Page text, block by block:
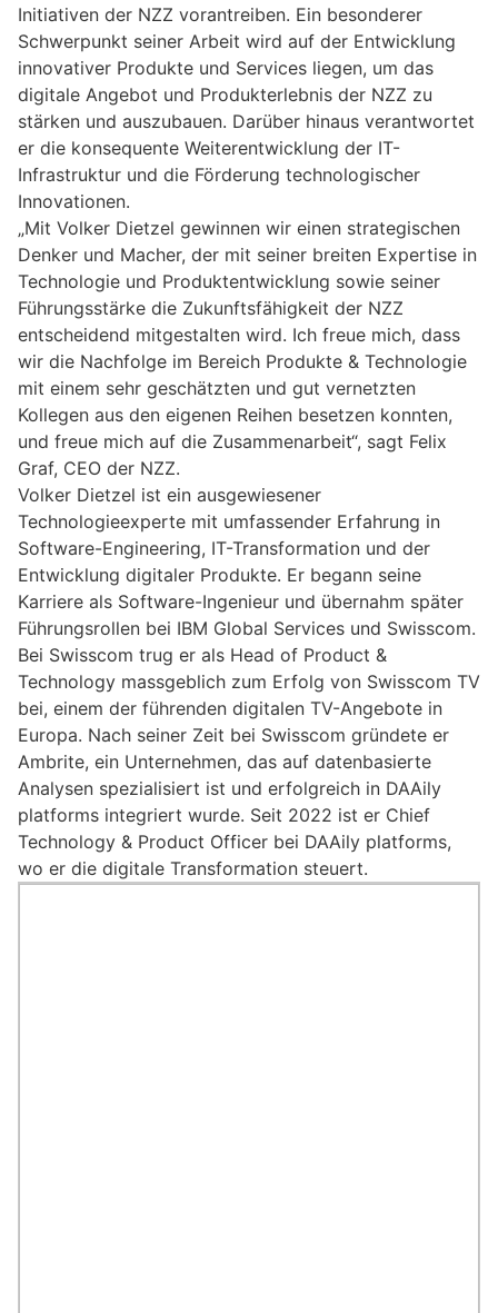
Initiativen der NZZ vorantreiben. Ein besonderer
Schwerpunkt seiner Arbeit wird auf der Entwicklung
innovativer Produkte und Services liegen, um das
digitale Angebot und Produkterlebnis der NZZ zu
stärken und auszubauen. Darüber hinaus verantwortet
er die konsequente Weiterentwicklung der IT-
Infrastruktur und die Förderung technologischer
Innovationen.
„Mit Volker Dietzel gewinnen wir einen strategischen
Denker und Macher, der mit seiner breiten Expertise in
Technologie und Produktentwicklung sowie seiner
Führungsstärke die Zukunftsfähigkeit der NZZ
entscheidend mitgestalten wird. Ich freue mich, dass
wir die Nachfolge im Bereich Produkte & Technologie
mit einem sehr geschätzten und gut vernetzten
Kollegen aus den eigenen Reihen besetzen konnten,
und freue mich auf die Zusammenarbeit“, sagt Felix
Graf, CEO der NZZ.
Volker Dietzel ist ein ausgewiesener
Technologieexperte mit umfassender Erfahrung in
Software-Engineering, IT-Transformation und der
Entwicklung digitaler Produkte. Er begann seine
Karriere als Software-Ingenieur und übernahm später
Führungsrollen bei IBM Global Services und Swisscom.
Bei Swisscom trug er als Head of Product &
Technology massgeblich zum Erfolg von Swisscom TV
bei, einem der führenden digitalen TV-Angebote in
Europa. Nach seiner Zeit bei Swisscom gründete er
Ambrite, ein Unternehmen, das auf datenbasierte
Analysen spezialisiert ist und erfolgreich in DAAily
platforms integriert wurde. Seit 2022 ist er Chief
Technology & Product Officer bei DAAily platforms,
wo er die digitale Transformation steuert.